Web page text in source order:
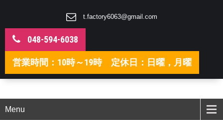
t.factory6063@gmail.com
048-594-6038
営業時間：10時～19時 定休日：日曜，月曜
Menu